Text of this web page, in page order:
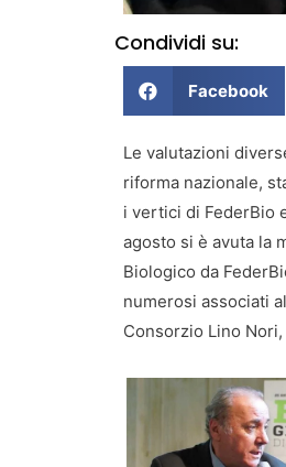
Condividi su:
Facebook
Le valutazioni
riforma nazionale,
i vertici di FederBio
agosto si è avuta la
Biologico da
numerosi associati
Consorzio Lino